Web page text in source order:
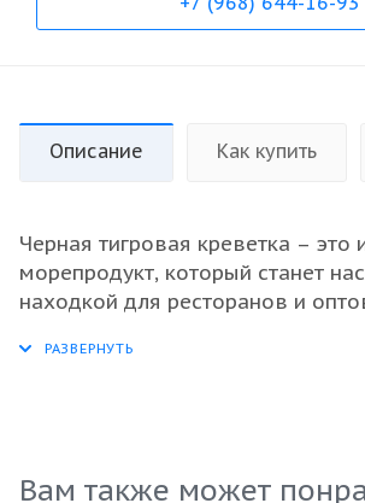
Описание Как купить
Черная тигровая креветка – это
морепродукт, который станет
находкой для ресторанов и
обладают великолепным вкусом и
холодных блюд: салатов, паст,
Вам также может